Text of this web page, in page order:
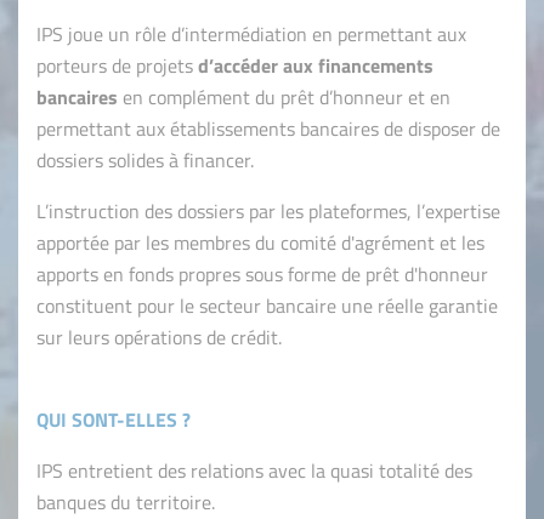
IPS joue un rôle d’intermédiation en permettant aux
porteurs de projetsd’accéder aux financements
bancaires en complément du prêt d’honneur et en
permettant aux établissements bancaires de disposer de
dossiers solides à financer.
L’instruction des dossiers par les plateformes, l’expertise
apportée par les membres du comité d'agrément et les
apports en fonds propres sous forme de prêt d'honneur
constituent pour le secteur bancaire une réelle garantie
sur leurs opérations de crédit.
QUI SONT-ELLES ?
IPS entretient des relations avec la quasi totalité des
banques du territoire.